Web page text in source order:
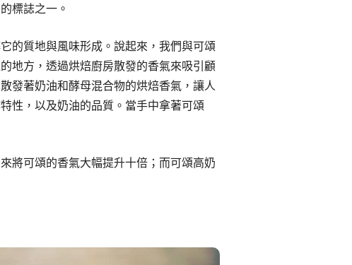
標誌之一。
的質地與風味形成。說起來，我們與可頌
地方，透過烘焙廚房散發的香氣來吸引顧
發著奶油和酵母混合物的烘焙香氣，讓人
性，以及奶油的品質。當手中拿著可頌
將可頌的香氣大幅提升十倍；而可頌高奶